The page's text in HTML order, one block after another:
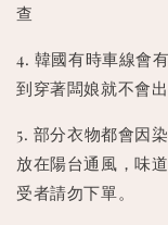
查
4. 韓國有時車線會
到穿著闆娘就不會
5. 部分衣物都會因
放在陽台通風，味
受者請勿下單。